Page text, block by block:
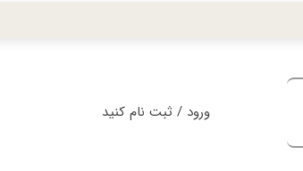
ورود / ثبت نام کنید